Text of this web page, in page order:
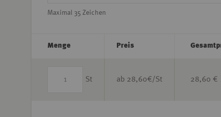
Maximal 35 Zeichen
Menge
St
Preis
ab 28,60€/St 28,60 €